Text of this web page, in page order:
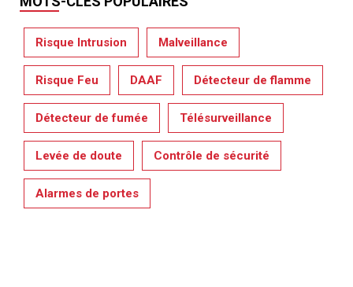
Risque Intrusion Malveillance
Risque Feu DAAF Détecteur de flamme
Détecteur de fumée Télésurveillance
Levée de doute Contrôle de sécurité
Alarmes de portes